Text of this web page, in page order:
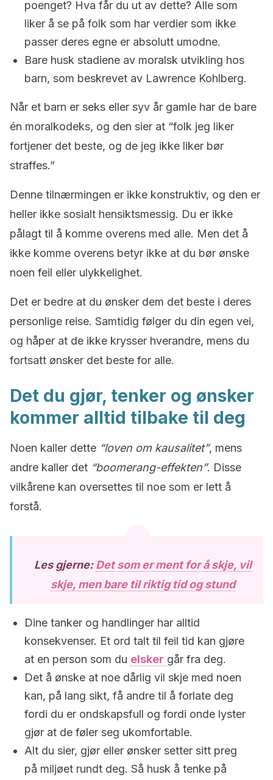
poenget? Hva får du ut av dette? Alle som
liker å se på folk som har verdier som ikke
passer deres egne er absolutt umodne.
Bare husk stadiene av moralsk utvikling hos
barn, som beskrevet av Lawrence Kohlberg.
Når et barn er seks eller syv år gamle har de bare
én moralkodeks, og den sier at “folk jeg liker
fortjener det beste, og de jeg ikke liker bør
straffes.”
Denne tilnærmingen er ikke konstruktiv, og den er
heller ikke sosialt hensiktsmessig. Du er ikke
pålagt til å komme overens med alle. Men det å
ikke komme overens betyr ikke at du bør ønske
noen feil eller ulykkelighet.
Det er bedre at du ønsker dem det beste i deres
personlige reise. Samtidig følger du din egen vei,
og håper at de ikke krysser hverandre, mens du
fortsatt ønsker det beste for alle.
Det du gjør, tenker og ønsker
kommer alltid tilbake til deg
Noen kaller dette “loven om kausalitet”, mens
andre kaller det “boomerang-effekten”. Disse
vilkårene kan oversettes til noe som er lett å
forstå.
Les gjerne:Det som er ment for å skje, vil
skje, men bare til riktig tid og stund
Dine tanker og handlinger har alltid
konsekvenser. Et ord talt til feil tid kan gjøre
at en person som du elsker går fra deg.
Det å ønske at noe dårlig vil skje med noen
kan, på lang sikt, få andre til å forlate deg
fordi du er ondskapsfull og fordi onde lyster
gjør at de føler seg ukomfortable.
Alt du sier, gjør eller ønsker setter sitt preg
på miljøet rundt deg. Så husk å tenke på